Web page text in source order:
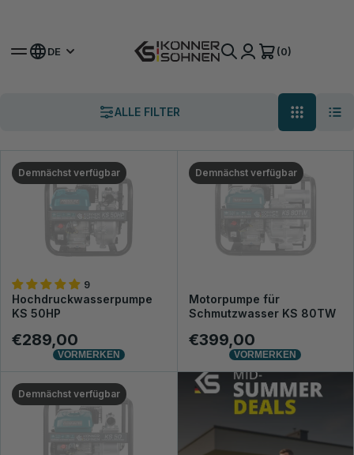
DE (0)
ALLE FILTER
Demnächst verfügbar
9
Hochdruckwasserpumpe
KS 50HP
€289,00
VORMERKEN
Demnächst verfügbar
Motorpumpe für
Schmutzwasser KS 80TW
€399,00
VORMERKEN
Demnächst verfügbar